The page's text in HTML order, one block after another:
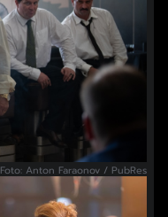
Foto: Anton Faraonov / PubRes